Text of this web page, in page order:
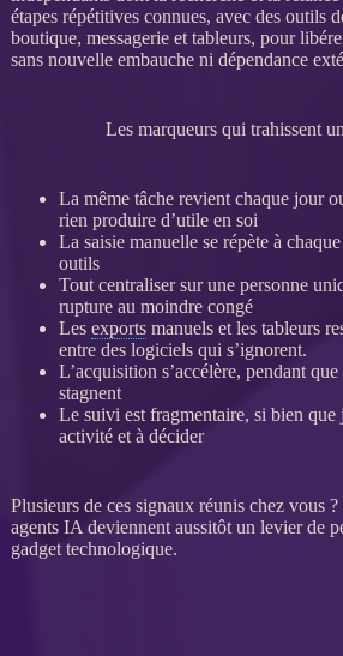
étapes répétitives connues, avec des outils
boutique, messagerie et tableurs, pour
sans nouvelle embauche ni dépendance
Les marqueurs qui trahissent
La même tâche revient chaque jour
rien produire d’utile en soi
La saisie manuelle se répète à chaque
outils
Tout centraliser sur une personne
rupture au moindre congé
Les exportsmanuels et les tableurs
entre des logiciels qui s’ignorent.
L’acquisition s’accélère, pendant
stagnent
Le suivi est fragmentaire, si bien que
activité et à décider
Plusieurs de ces signaux réunis chez vous
agents IA deviennent aussitôt un levier de
gadget technologique.